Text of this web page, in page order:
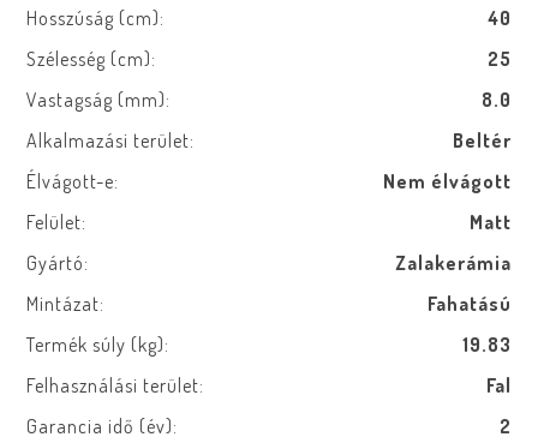
Hosszúság (cm):
40
Szélesség (cm):
25
Vastagság (mm):
8.0
Alkalmazási terület:
Beltér
Élvágott-e:
Nem élvágott
Felület:
Matt
Gyártó:
Zalakerámia
Mintázat:
Fahatású
Termék súly (kg):
19.83
Felhasználási terület:
Fal
Garancia idő (év):
2